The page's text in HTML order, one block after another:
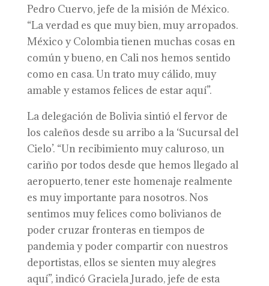
Pedro Cuervo, jefe de la misión de México.
“La verdad es que muy bien, muy arropados.
México y Colombia tienen muchas cosas en
común y bueno, en Cali nos hemos sentido
como en casa. Un trato muy cálido, muy
amable y estamos felices de estar aquí”.
La delegación de Bolivia sintió el fervor de
los caleños desde su arribo a la ‘Sucursal del
Cielo’. “Un recibimiento muy caluroso, un
cariño por todos desde que hemos llegado al
aeropuerto, tener este homenaje realmente
es muy importante para nosotros. Nos
sentimos muy felices como bolivianos de
poder cruzar fronteras en tiempos de
pandemia y poder compartir con nuestros
deportistas, ellos se sienten muy alegres
aquí”, indicó Graciela Jurado, jefe de esta